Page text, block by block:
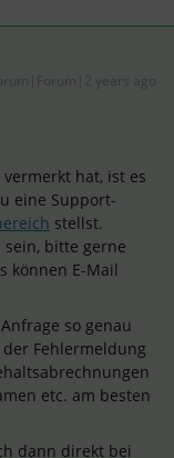
hat, ist es
eine Support-
stellst.
sein, bitte gerne
können E-Mail
so genau
Fehlermeldung
etc. am besten
dann direkt bei